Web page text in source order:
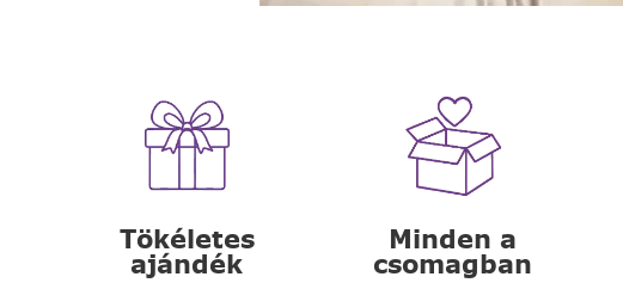
Tökéletes
ajándék
Minden a
csomagban